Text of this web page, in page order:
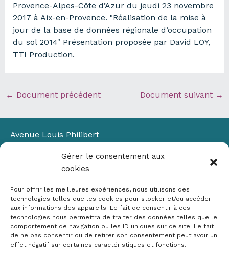
Gérer le consentement aux
cookies
Pour offrir les meilleures expériences, nous utilisons des
technologies telles que les cookies pour stocker et/ou accéder
aux informations des appareils. Le fait de consentir à ces
technologies nous permettra de traiter des données telles que le
comportement de navigation ou les ID uniques sur ce site. Le fait
de ne pas consentir ou de retirer son consentement peut avoir un
effet négatif sur certaines caractéristiques et fonctions.
Provence-Alpes-Côte d’Azur du jeudi 23 novembre
2017 à Aix-en-Provence. "Réalisation de la mise à
jour de la base de données régionale d’occupation
du sol 2014" Présentation proposée par David LOY,
TTI Production.
← Document précédent Document suivant →
Avenue Louis Philibert
Bâtiment Laennec
13100 Aix-en-Provence
✉ contact@crige-paca.org